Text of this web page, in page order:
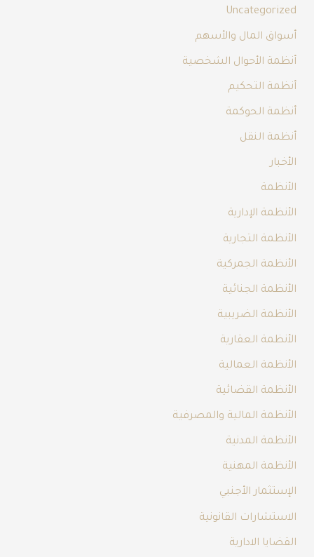
Uncategorized
أسواق المال والأسهم
أنظمة الأحوال الشخصية
أنظمة التحكيم
أنظمة الحوكمة
أنظمة النقل
الأخبار
الأنظمة
الأنظمة الإدارية
الأنظمة التجارية
الأنظمة الجمركية
الأنظمة الجنائية
الأنظمة الضريبية
الأنظمة العقارية
الأنظمة العمالية
الأنظمة القضائية
الأنظمة المالية والمصرفية
الأنظمة المدنية
الأنظمة المهنية
الإستثمار الأجنبي
الاستشارات القانونية
القضايا الادارية